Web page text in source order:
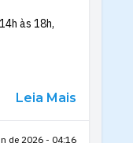
às 18h,
Leia Mais
de 2026 - 04:16